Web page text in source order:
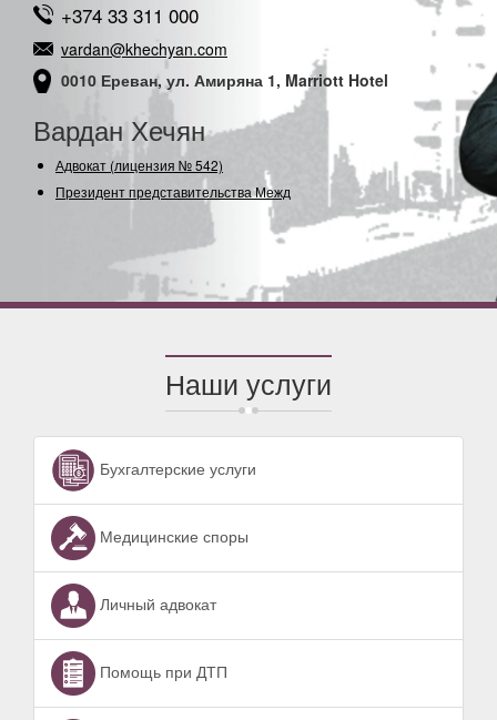
+374 33 311 000
vardan@khechyan.com
0010 Ереван, ул. Амиряна 1, Marriott Hotel
Вардан Хечян
Адвокат (лицензия № 542)
Президент представительства Междунар
Наши услуги
Бухгалтерские услуги
Медицинские споры
Личный адвокат
Помощь при ДТП